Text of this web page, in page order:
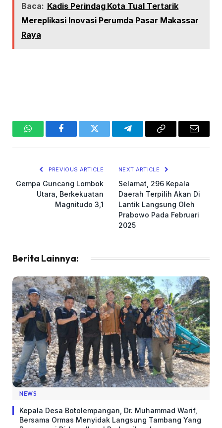
Baca: Kadis Perindag Kota Tual Tertarik
Mereplikasi Inovasi Perumda Pasar Makassar
Raya
WhatsAppFacebookTwitter TelegramCopy
Email
PREVIOUS ARTICLE
Gempa Guncang Lombok
Utara, Berkekuatan
Magnitudo 3,1
NEXT ARTICLE
Selamat, 296 Kepala
Daerah Terpilih Akan Di
Lantik Langsung Oleh
Prabowo Pada Februari
2025
Berita Lainnya:
NEWS
Kepala Desa Botolempangan, Dr. Muhammad Warif,
Bersama Ormas Menyidak Langsung Tambang Yang